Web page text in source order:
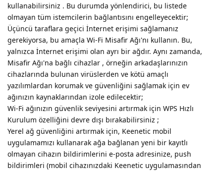
kullanabilirsiniz . Bu durumda yönlendirici, bu listede
olmayan tüm istemcilerin bağlantısını engelleyecektir;
Üçüncü taraflara geçici İnternet erişimi sağlamanız
gerekiyorsa, bu amaçla Wi-Fi Misafir Ağı'nı kullanın. Bu,
yalnızca İnternet erişimi olan ayrı bir ağdır. Aynı zamanda,
Misafir Ağı'na bağlı cihazlar , örneğin arkadaşlarınızın
cihazlarında bulunan virüslerden ve kötü amaçlı
yazılımlardan korumak ve güvenliğini sağlamak için ev
ağınızın kaynaklarından izole edilecektir;
Wi-Fi ağınızın güvenlik seviyesini artırmak için WPS Hızlı
Kurulum özelliğini devre dışı bırakabilirsiniz ;
Yerel ağ güvenliğini artırmak için, Keenetic mobil
uygulamamızı kullanarak ağa bağlanan yeni bir kayıtlı
olmayan cihazın bildirimlerini e-posta adresinize, push
bildirimleri (mobil cihazınızdaki Keenetic uygulamasından